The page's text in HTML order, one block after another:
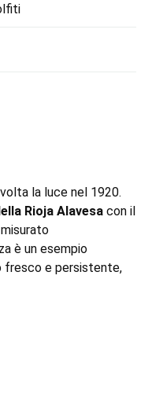
la luce nel 1920.
Rioja Alavesa con il
è un esempio
fresco e persistente,